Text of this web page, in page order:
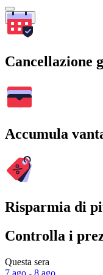
Cerca
Cancellazione
Accumula
Risparmia di
Controlla i
Questa sera